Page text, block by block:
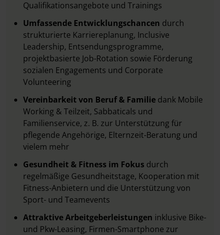
Qualifikationsangebote und Trainings
Umfassende Entwicklungschancen durch
strukturierte Karriereplanung, Inclusive
Leadership, Entsendungsprogramme,
projektbasierte Job-Rotation sowie Förderung
sozialen Engagements und Corporate
Volunteering
Vereinbarkeit von Beruf & Familie dank Mobile
Working & Teilzeit, Sabbaticals und
Familienservice, z. B. zur Unterstützung für
pflegende Angehörige, Elternzeit-Beratung und
vielem mehr
Gesundheit & Fitness im Fokus durch
regelmäßige Gesundheitstage, Kooperation mit
Fitness-Anbietern und die Unterstützung von
Sport- und Teamevents
Attraktive Arbeitgeberleistungen inklusive Bike-
und Pkw-Leasing, Firmen-Smartphone zur